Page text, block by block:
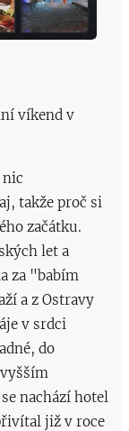
víkend v
nic
takže proč si
začátku.
let a
za "babím
a z Ostravy
v srdci
do
nachází hotel
již v roce